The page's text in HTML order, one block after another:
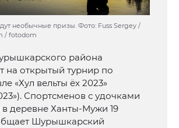
необычные призы. Фото: Fuss Sergey /
/ fotodom
района
на открытый турнир по
«Хул вельты ёх 2023»
Спортсменов с удочками
в деревне Ханты-Мужи 19
Шурышкарский